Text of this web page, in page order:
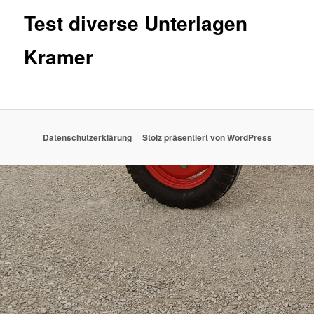
Test diverse Unterlagen
Kramer
Datenschutzerklärung Stolz präsentiert von WordPress